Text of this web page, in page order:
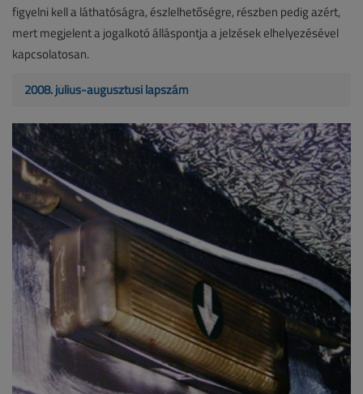
figyelni kell a láthatóságra, észlelhetőségre, részben pedig azért,
mert megjelent a jogalkotó álláspontja a jelzések elhelyezésével
kapcsolatosan.
2008. július-augusztusi lapszám